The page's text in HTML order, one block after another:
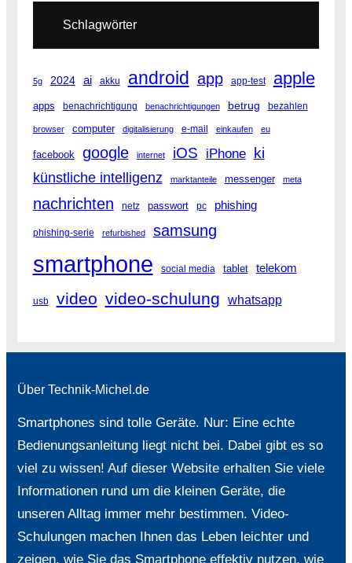
Schlagwörter
5g 2024 ai akku android app app-test apple
apps benachrichtigung benachrichtigungen betrug bezahlen
browser computer digitalisierung e-mail einkaufen eu
facebook google internet iOS iPhone ki
künstliche intelligenz marktanteile messenger meta
nachrichten netz passwort pc phishing
phishing-serie refurbished samsung
smartphone social media tablet telekom
usb video video-schulung whatsapp
Über Technik-Michel.de
Smartphones sind tolle Geräte. Nur: Eine echte
Bedienungsanleitung liegt nicht bei. Dabei gibt es so
viel zu wissen! Auf dieser Website erhalten Sie viele
Informationen rund um die kleinen Geräte, die
unseren Alltag immer mehr bestimmen. Video-
Schulungen machen Ihnen das Leben leichter und
zeigen, wie Sie das Smartphone effektiv nutzen, wie